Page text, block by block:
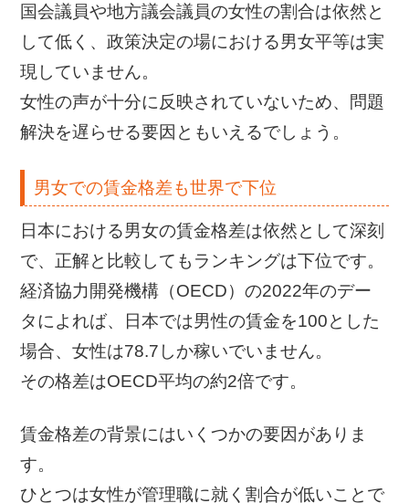
国会議員や地方議会議員の女性の割合は依然と
して低く、政策決定の場における男女平等は実
現していません。
女性の声が十分に反映されていないため、問題
解決を遅らせる要因ともいえるでしょう。
男女での賃金格差も世界で下位
日本における男女の賃金格差は依然として深刻
で、正解と比較してもランキングは下位です。
経済協力開発機構（OECD）の2022年のデー
タによれば、日本では男性の賃金を100とした
場合、女性は78.7しか稼いでいません。
その格差はOECD平均の約2倍です。
賃金格差の背景にはいくつかの要因がありま
す。
ひとつは女性が管理職に就く割合が低いことで